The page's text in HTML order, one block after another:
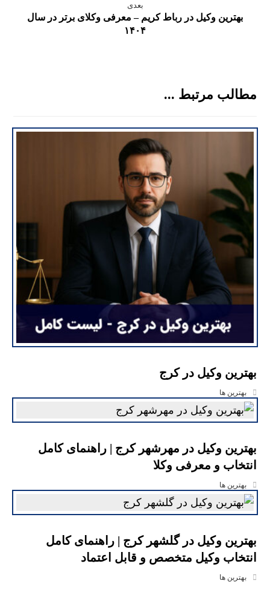
بعدی
بهترین وکیل در رباط کریم – معرفی وکلای برتر در سال
۱۴۰۴
مطالب مرتبط ...
بهترین وکیل در کرج
بهترین ها
بهترین وکیل در مهرشهر کرج | راهنمای کامل
انتخاب و معرفی وکلا
بهترین ها
بهترین وکیل در گلشهر کرج | راهنمای کامل
انتخاب وکیل متخصص و قابل اعتماد
بهترین ها